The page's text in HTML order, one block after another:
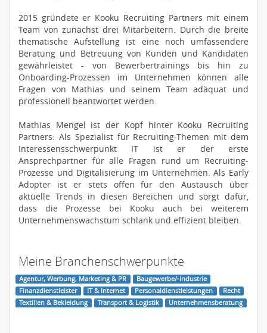
2015 gründete er Kooku Recruiting Partners mit einem
Team von zunächst drei Mitarbeitern. Durch die breite
thematische Aufstellung ist eine noch umfassendere
Beratung und Betreuung von Kunden und Kandidaten
gewährleistet - von Bewerbertrainings bis hin zu
Onboarding-Prozessen im Unternehmen können alle
Fragen von Mathias und seinem Team adäquat und
professionell beantwortet werden.
Mathias Mengel ist der Kopf hinter Kooku Recruiting
Partners: Als Spezialist für Recruiting-Themen mit dem
Interessensschwerpunkt IT ist er der erste
Ansprechpartner für alle Fragen rund um Recruiting-
Prozesse und Digitalisierung im Unternehmen. Als Early
Adopter ist er stets offen für den Austausch über
aktuelle Trends in diesen Bereichen und sorgt dafür,
dass die Prozesse bei Kooku auch bei weiterem
Unternehmenswachstum schlank und effizient bleiben.
Meine Branchenschwerpunkte
Agentur, Werbung, Marketing & PR
Baugewerbe/-industrie
Finanzdienstleister
IT & Internet Personaldienstleistungen
Recht
Textilien & Bekleidung
Transport & Logistik Unternehmensberatung